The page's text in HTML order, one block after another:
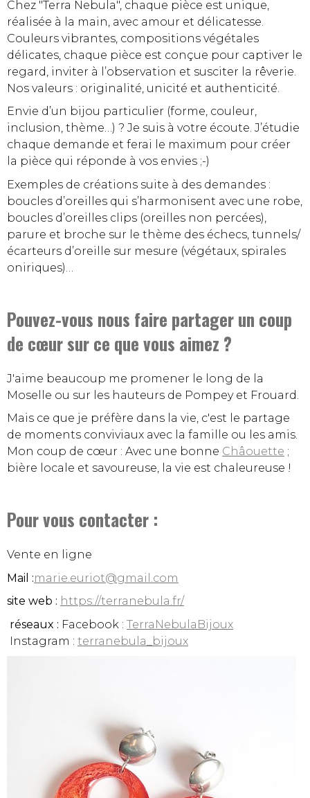
Chez "Terra Nebula", chaque pièce est unique,
réalisée à la main, avec amour et délicatesse.
Couleurs vibrantes, compositions végétales
délicates, chaque pièce est conçue pour captiver le
regard, inviter à l’observation et susciter la rêverie.
Nos valeurs : originalité, unicité et authenticité.
Envie d’un bijou particulier (forme, couleur,
inclusion, thème…) ? Je suis à votre écoute. J’étudie
chaque demande et ferai le maximum pour créer
la pièce qui réponde à vos envies ;-)
Exemples de créations suite à des demandes :
boucles d’oreilles qui s’harmonisent avec une robe,
boucles d’oreilles clips (oreilles non percées),
parure et broche sur le thème des échecs, tunnels/
écarteurs d’oreille sur mesure (végétaux, spirales
oniriques)…
Pouvez-vous nous faire partager un coup
de cœur sur ce que vous aimez ?
J'aime beaucoup me promener le long de la
Moselle ou sur les hauteurs de Pompey et Frouard.
Mais ce que je préfère dans la vie, c'est le partage
de moments conviviaux avec la famille ou les amis.
Mon coup de cœur : Avec une bonne Châouette ;
bière locale et savoureuse, la vie est chaleureuse !
Pour vous contacter :
Vente en ligne
Mail :marie.euriot@gmail.com
site web : https://terranebula.fr/
réseaux : Facebook : TerraNebulaBijoux
Instagram : terranebula_bijoux